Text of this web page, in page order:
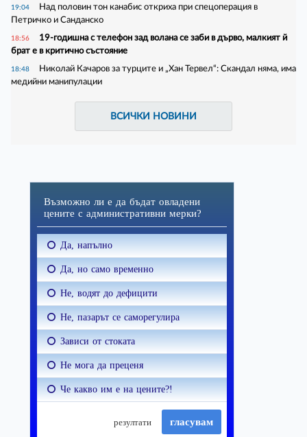
19:04
Над половин тон канабис откриха при спецоперация в
Петричко и Санданско
18:56
19-годишна с телефон зад волана се заби в дърво, малкият й
брат е в критично състояние
18:48
Николай Качаров за турците и „Хан Тервел“: Скандал няма, има
медийни манипулации
ВСИЧКИ НОВИНИ